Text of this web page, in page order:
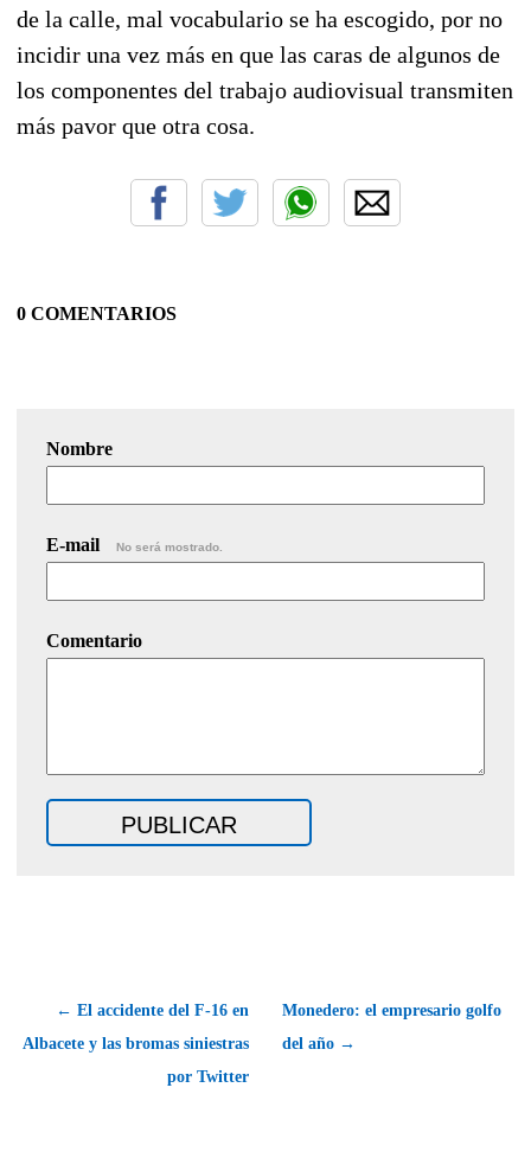
de la calle, mal vocabulario se ha escogido, por no
incidir una vez más en que las caras de algunos de
los componentes del trabajo audiovisual transmiten
más pavor que otra cosa.
0 COMENTARIOS
Nombre
E-mail No será mostrado.
Comentario
← El accidente del F-16 en
Albacete y las bromas siniestras
por Twitter
Monedero: el empresario golfo
del año →